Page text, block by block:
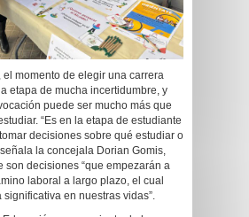
el momento de elegir una carrera
etapa de mucha incertidumbre, y
puede ser mucho más que
“Es en la etapa de estudiante
decisiones sobre qué estudiar o
la concejala Dorian Gomis,
son decisiones “que empezarán a
laboral a largo plazo, el cual
significativa en nuestras vidas”.